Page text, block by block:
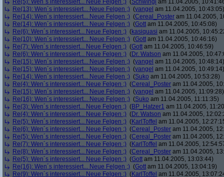
Re(5): Wen´s interessiert... Neue Felgen ;) (Schwingi am 11.04.2005,
Re(13): Wen´s interessiert... Neue Felgen ;) (yangel am 11.04.2005, 10:43:05)
Re(14): Wen´s interessiert... Neue Felgen ;) (Cereal_Poster am 11.04.2005,
Re(14): Wen´s interessiert... Neue Felgen ;) (Gott am 11.04.2005, 10:45:08)
Re(6): Wen´s interessiert... Neue Felgen ;) (kasiquasi am 11.04.2005,
Re(10): Wen´s interessiert... Neue Felgen ;) (Gott am 11.04.2005, 10:46:16)
Re(7): Wen´s interessiert... Neue Felgen ;) (Gott am 11.04.2005, 10:46:59)
Re(6): Wen´s interessiert... Neue Felgen ;) (Dr. Watson am 11.04.2005,
Re(15): Wen´s interessiert... Neue Felgen ;) (yangel am 11.04.2005, 10:48:14)
Re(15): Wen´s interessiert... Neue Felgen ;) (yangel am 11.04.2005, 10:49:14)
Re(14): Wen´s interessiert... Neue Felgen ;) (Suko am 11.04.2005, 10:53:28)
Re(4): Wen´s interessiert... Neue Felgen ;) (Cereal_Poster am 11.04.2005,
Re(15): Wen´s interessiert... Neue Felgen ;) (yangel am 11.04.2005, 11:09:28)
Re(16): Wen´s interessiert... Neue Felgen ;) (Suko am 11.04.2005, 11:11:35)
Re(3): Wen´s interessiert... Neue Felgen ;) (BP_Hatzer1 am 11.04.2005,
Re(4): Wen´s interessiert... Neue Felgen ;) (Dr. Watson am 11.04.2005,
Re(5): Wen´s interessiert... Neue Felgen ;) (KarlToffel am 11.04.2005,
Re(6): Wen´s interessiert... Neue Felgen ;) (Cereal_Poster am 11.04.2005,
Re(5): Wen´s interessiert... Neue Felgen ;) (Cereal_Poster am 11.04.2005,
Re(7): Wen´s interessiert... Neue Felgen ;) (KarlToffel am 11.04.2005,
Re(8): Wen´s interessiert... Neue Felgen ;) (Cereal_Poster am 11.04.2005,
Re(5): Wen´s interessiert... Neue Felgen ;) (Gott am 11.04.2005, 13:03:44)
Re(16): Wen´s interessiert... Neue Felgen ;) (Gott am 11.04.2005, 13:04:19)
Re(9): Wen´s interessiert... Neue Felgen ;) (KarlToffel am 11.04.2005,